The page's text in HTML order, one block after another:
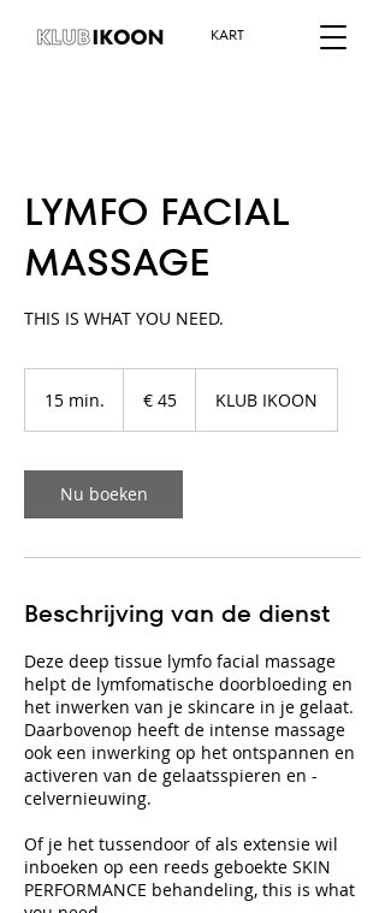
KART
LYMFO FACIAL
MASSAGE
THIS IS WHAT YOU NEED.
15 min.
i
n
.
€ 45 KLUB IKOON
Nu boeken
Beschrijving van de dienst
Deze deep tissue lymfo facial massage
helpt de lymfomatische doorbloeding en
het inwerken van je skincare in je gelaat.
Daarbovenop heeft de intense massage
ook een inwerking op het ontspannen en
activeren van de gelaatsspieren en -
celvernieuwing.
Of je het tussendoor of als extensie wil
inboeken op een reeds geboekte SKIN
PERFORMANCE behandeling, this is what